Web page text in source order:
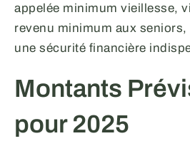
appelée minimum vieillesse,
revenu minimum aux
une sécurité financière
Montants
pour 2025